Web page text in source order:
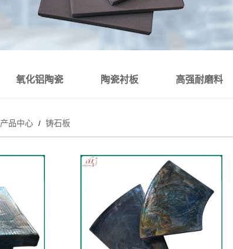
氧化铝陶瓷 陶瓷衬板 高强耐磨料
产品中心 / 铸石板